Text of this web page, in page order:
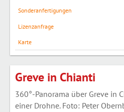
Sonderanfertigungen
Lizenzanfrage
Karte
Greve in Chianti
360°-Panorama über Greve in
einer Drohne. Foto: Peter